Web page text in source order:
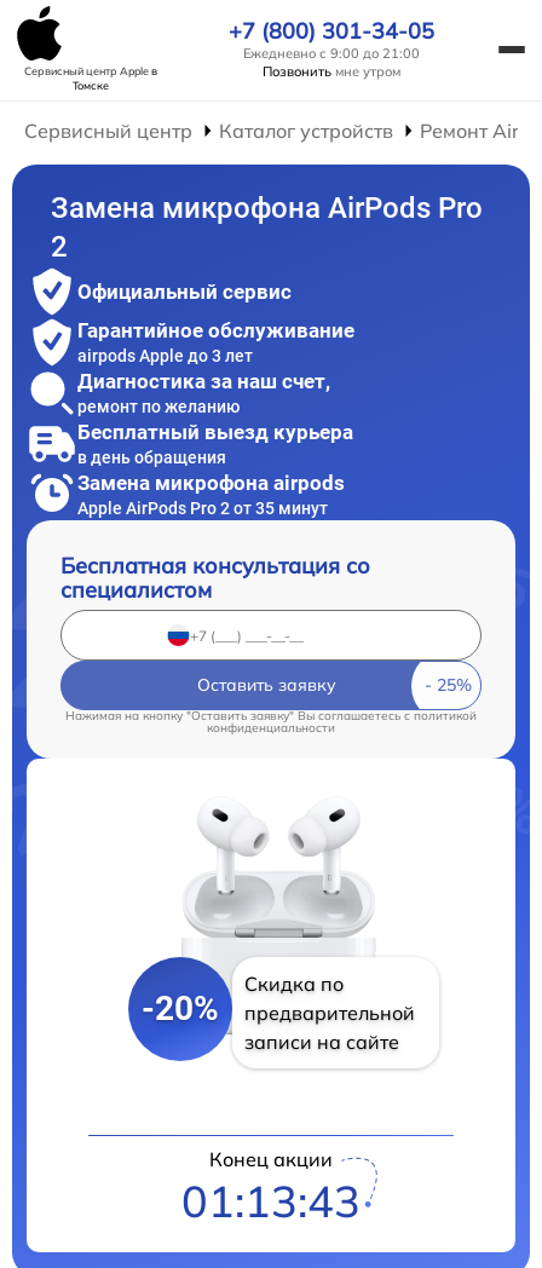
Сервисный центр Appleв
Томске
+7 (800) 301-34-05
Ежедневно с 9:00 до 21:00
Позвонить мне утром
Сервисный центр Каталог устройств Ремонт
Замена микрофона AirPods Pro
2
Официальный сервис
Гарантийное обслуживание
airpods Apple до 3 лет
Диагностика за наш счет,
ремонт по желанию
Бесплатный выезд курьера
в день обращения
Замена микрофона airpods
Apple AirPods Pro 2 от 35 минут
Бесплатная консультация со
специалистом
Оставить заявку
Нажимая на кнопку "Оставить заявку" Вы соглашаетесь cполитикой
конфиденциальности
-20%
Скидка по
предварительной
записи на сайте
Конец акции
01:13:41